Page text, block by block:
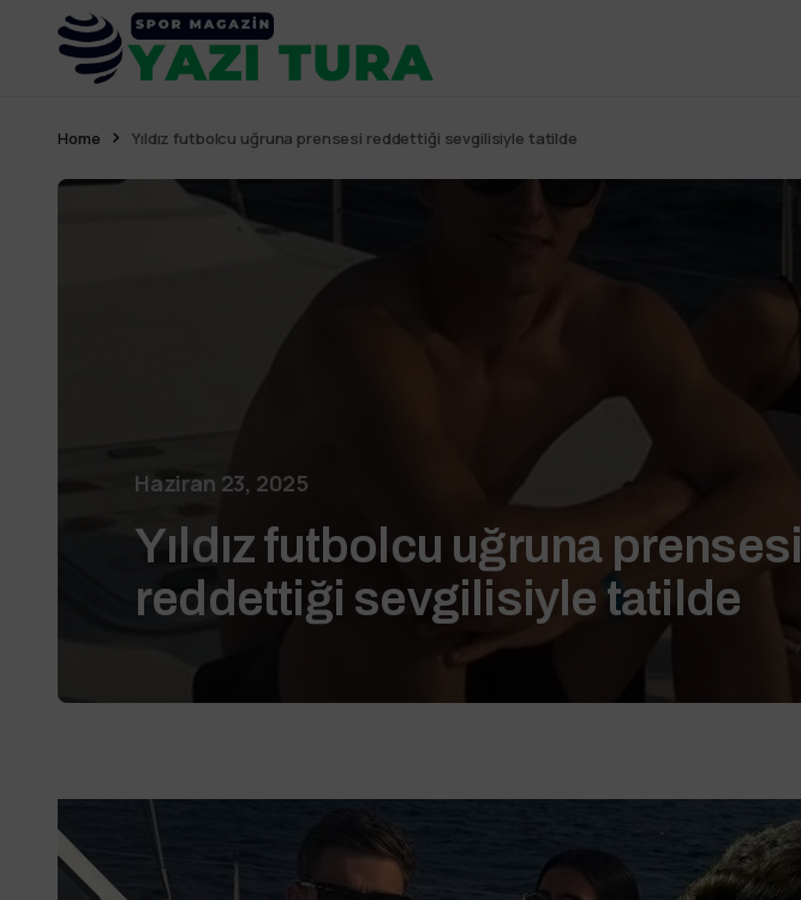
Home Yıldız futbolcu uğruna prensesi reddettiği sevgilisiyle tatilde
Haziran 23, 2025
Yıldız futbolcu uğruna prensesi
reddettiği sevgilisiyle tatilde